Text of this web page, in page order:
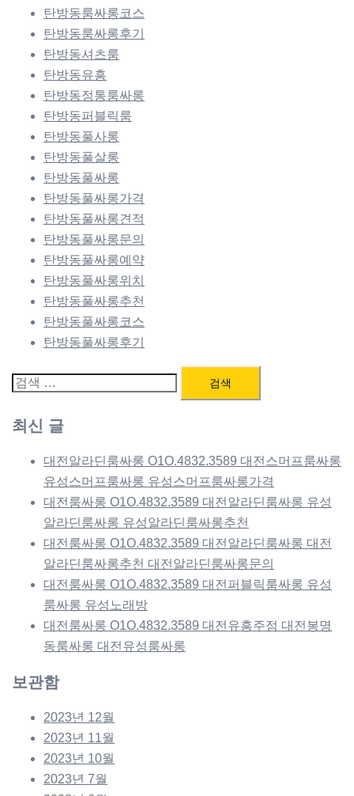
탄방동룸싸롱코스
탄방동룸싸롱후기
탄방동셔츠룸
탄방동유흥
탄방동정통룸싸롱
탄방동퍼블릭룸
탄방동풀사롱
탄방동풀살롱
탄방동풀싸롱
탄방동풀싸롱가격
탄방동풀싸롱견적
탄방동풀싸롱문의
탄방동풀싸롱예약
탄방동풀싸롱위치
탄방동풀싸롱추천
탄방동풀싸롱코스
탄방동풀싸롱후기
검
최신 글
대전알라딘룸싸롱 O1O.4832.3589 대전스머프룸싸롱
유성스머프룸싸롱 유성스머프룸싸롱가격
대전룸싸롱 O1O.4832.3589 대전알라딘룸싸롱 유성
알라딘룸싸롱 유성알라딘룸싸롱추천
대전룸싸롱 O1O.4832.3589 대전알라딘룸싸롱 대전
알라딘룸싸롱추천 대전알라딘룸싸롱문의
대전룸싸롱 O1O.4832.3589 대전퍼블릭룸싸롱 유성
룸싸롱 유성노래방
대전룸싸롱 O1O.4832.3589 대전유흥주점 대전봉명
동룸싸롱 대전유성룸싸롱
보관함
2023년 12월
2023년 11월
2023년 10월
2023년 7월